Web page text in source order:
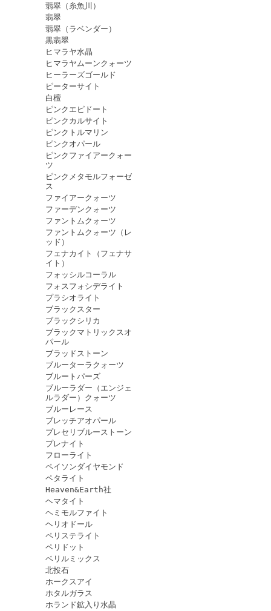
翡翠（糸魚川）
翡翠
翡翠（ラベンダー）
黒翡翠
ヒマラヤ水晶
ヒマラヤムーンクォーツ
ヒーラーズゴールド
ピーターサイト
白檀
ピンクエピドート
ピンクカルサイト
ピンクトルマリン
ピンクオパール
ピンクファイアークォー
ツ
ピンクメタモルフォーゼ
ス
ファイアークォーツ
ファーデンクォーツ
ファントムクォーツ
ファントムクォーツ（レ
ッド）
フェナカイト（フェナサ
イト）
フォッシルコーラル
フォスフォシデライト
プラシオライト
ブラックスター
ブラックシリカ
ブラックマトリックスオ
パール
ブラッドストーン
ブルーターラクォーツ
ブルートパーズ
ブルーラダー（エンジェ
ルラダー）クォーツ
ブルーレース
ブレッチアオパール
プレセリブルーストーン
プレナイト
フローライト
ペイソンダイヤモンド
ペタライト
Heaven&Earth社
ヘマタイト
ヘミモルファイト
ヘリオドール
ペリステライト
ペリドット
ベリルミックス
北投石
ホークスアイ
ホタルガラス
ホランド鉱入り水晶